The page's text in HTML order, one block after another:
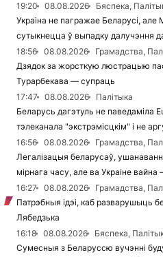
19:20 08.08.2026
Бяспека,
Украіна не пагражае Беларусі, але
сутыкнецца ў выпадку далучэння
18:56
08.08.2026
Грамадства,
Дзядок за жорсткую люстрацыю
Турарбекава — супраць
17:47
08.08.2026
Палітыка
Беларусь дагэтуль не паведаміла
тэлеканала "экстрэмісцкім" і не
16:56
08.08.2026
Грамадства,
Легалізацыя беларусаў,
мірнага часу, але ва Украіне
16:27
08.08.2026
Грамадства,
Патрэбныя ідэі, каб разварушыць
Лябедзька
16:18
08.08.2026
Бяспека,
Сумесныя з Беларуссю вучэнні